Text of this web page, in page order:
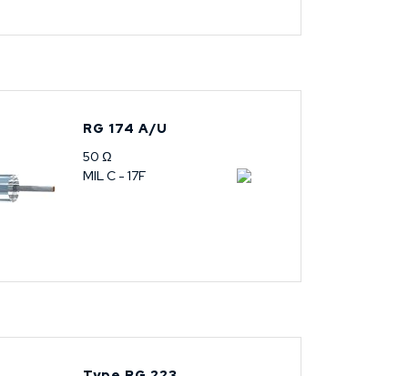
RG 174 A/U
50 Ω
MIL C - 17F